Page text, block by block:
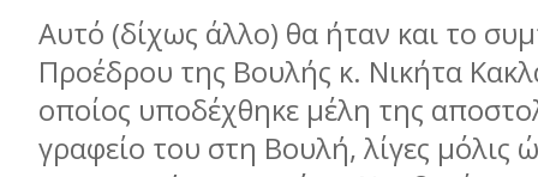
Αυτό (δίχως άλλο) θα ήταν και το
Προέδρου της Βουλής κ. Νικήτα
οποίος υποδέχθηκε μέλη της
γραφείο του στη Βουλή, λίγες μόλις